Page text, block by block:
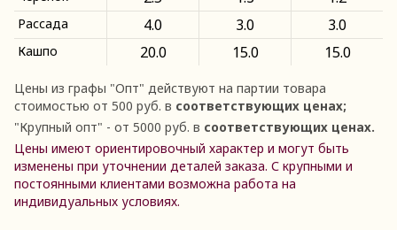
Рассада 4.0 3.0 3.0
Кашпо 20.0 15.0 15.0
Цены из графы "Опт" действуют на партии товара
стоимостью от 500 руб. в соответствующих ценах;
"Крупный опт" - от 5000 руб. в соответствующих ценах.
Цены имеют ориентировочный характер и могут быть
изменены при уточнении деталей заказа. С крупными и
постоянными клиентами возможна работа на
индивидуальных условиях.